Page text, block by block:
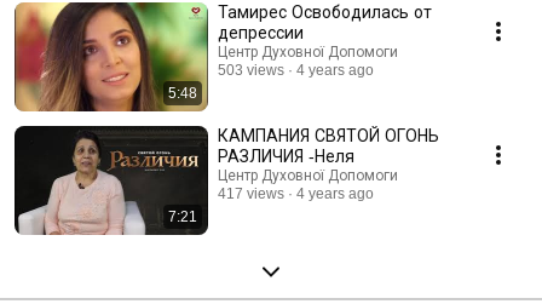
5:48
Тамирес Освободилась от
депрессии
Центр Духовної Допомоги
503 views
4 years ago
7:21
КАМПАНИЯ СВЯТОЙ ОГОНЬ
РАЗЛИЧИЯ -Неля
Центр Духовної Допомоги
417 views
4 years ago